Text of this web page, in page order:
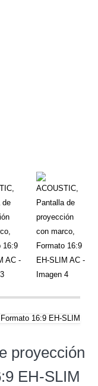
16:9 EH-SLIM
proyección
EH-SLIM